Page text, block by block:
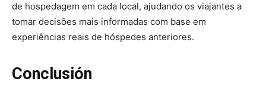
de hospedagem em cada local, ajudando os viajantes a
tomar decisões mais informadas com base em
experiências reais de hóspedes anteriores.
Conclusión